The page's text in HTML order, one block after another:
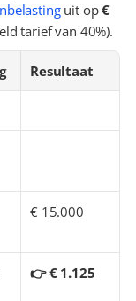
uit op €
tarief van 40%).
Resultaat
€ 15.000
👉 € 1.125